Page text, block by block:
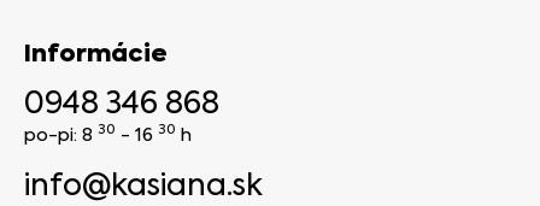
Informácie
0948 346 868
po-pi: 8 30 - 16 30 h
info@kasiana.sk